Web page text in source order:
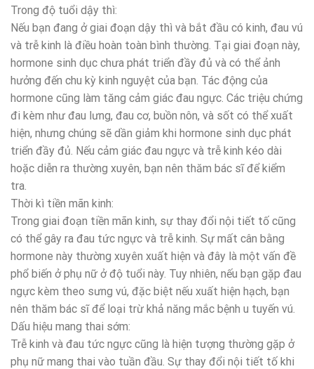
Trong độ tuổi dậy thì:
Nếu bạn đang ở giai đoạn dậy thì và bắt đầu có kinh, đau vú
và trễ kinh là điều hoàn toàn bình thường. Tại giai đoạn này,
hormone sinh dục chưa phát triển đầy đủ và có thể ảnh
hưởng đến chu kỳ kinh nguyệt của bạn. Tác động của
hormone cũng làm tăng cảm giác đau ngực. Các triệu chứng
đi kèm như đau lưng, đau cơ, buồn nôn, và sốt có thể xuất
hiện, nhưng chúng sẽ dần giảm khi hormone sinh dục phát
triển đầy đủ. Nếu cảm giác đau ngực và trễ kinh kéo dài
hoặc diễn ra thường xuyên, bạn nên thăm bác sĩ để kiểm
tra.
Thời kì tiền mãn kinh:
Trong giai đoạn tiền mãn kinh, sự thay đổi nội tiết tố cũng
có thể gây ra đau tức ngực và trễ kinh. Sự mất cân bằng
hormone này thường xuyên xuất hiện và đây là một vấn đề
phổ biến ở phụ nữ ở độ tuổi này. Tuy nhiên, nếu bạn gặp đau
ngực kèm theo sưng vú, đặc biệt nếu xuất hiện hạch, bạn
nên thăm bác sĩ để loại trừ khả năng mắc bệnh u tuyến vú.
Dấu hiệu mang thai sớm:
Trễ kinh và đau tức ngực cũng là hiện tượng thường gặp ở
phụ nữ mang thai vào tuần đầu. Sự thay đổi nội tiết tố khi